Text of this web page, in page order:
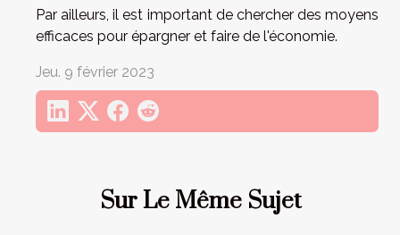
Sur Le Même Sujet
Par ailleurs, il est important de chercher des moyens
efficaces pour épargner et faire de l'économie.
Jeu. 9 février 2023